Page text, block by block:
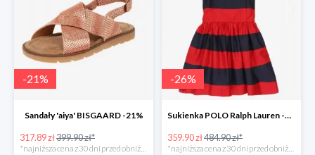
-21%
Sandały 'aiya' BISGAARD -21%
317.89 zł399.90 zł*
*najniższa cena z 30 dni przed obniżką
-26%
Sukienka POLO Ralph Lauren -26%
359.90 zł484.90 zł*
*najniższa cena z 30 dni przed obniżką